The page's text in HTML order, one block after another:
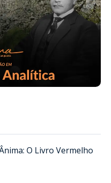
O Livro Vermelho